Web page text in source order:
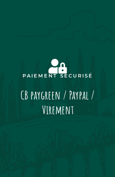
PAIEMENT SÉCURISÉ
CB paygreen / Paypal /
Virement